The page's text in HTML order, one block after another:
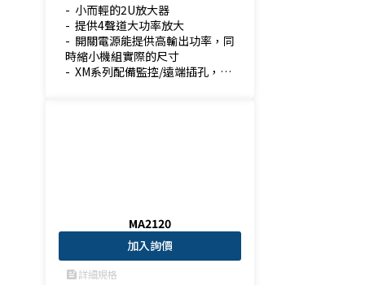
-  小而輕的2U放大器
-  提供4聲道大功率放大
-  開關電源能提供高輸出功率，同
時縮小機組實際的尺寸
-  XM系列配備監控/遠端插孔，允
MA2120
加入詢價
feed詳細規格